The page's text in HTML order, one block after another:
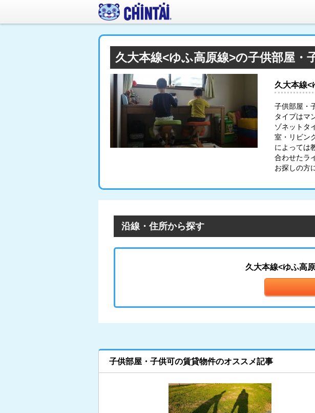
久大本線<ゆふ高原線>の子供部屋・
久大本線<
子供部屋・
タイプはマ
ゾネットタ
室・リビン
によっては
合わせたラ
お探しの方
沿線・住所から探す
久大本線<ゆふ高
子供部屋・子供可の賃貸物件のオススメ記事